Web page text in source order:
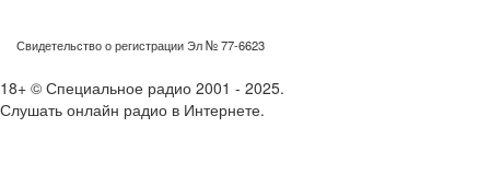
Свидетельство о регистрации Эл № 77-6623
18+ © Специальное радио 2001 - 2025.
Слушать онлайн радио в Интернете.